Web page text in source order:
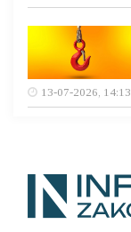
13-07-2026, 14:13